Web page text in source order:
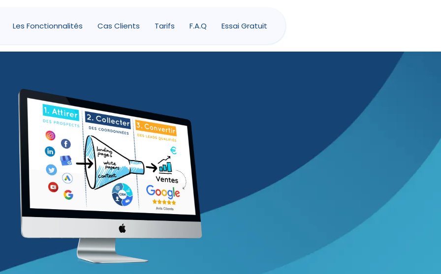
Les Fonctionnalités Cas Clients Tarifs F.A.Q Essai Gratuit